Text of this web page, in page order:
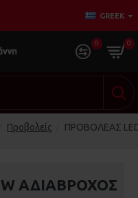
GREEK
0 0
Προβολείς ΠΡΟΒΟΛΕΑΣ
ΑΔΙΑΒΡΟΧΟΣ